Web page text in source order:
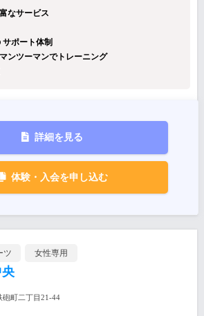
なサービス
ポート体制
ンツーマンでトレーニング
詳細を見る
体験・入会を申し込む
ツ 女性専用
砲町二丁目21-44